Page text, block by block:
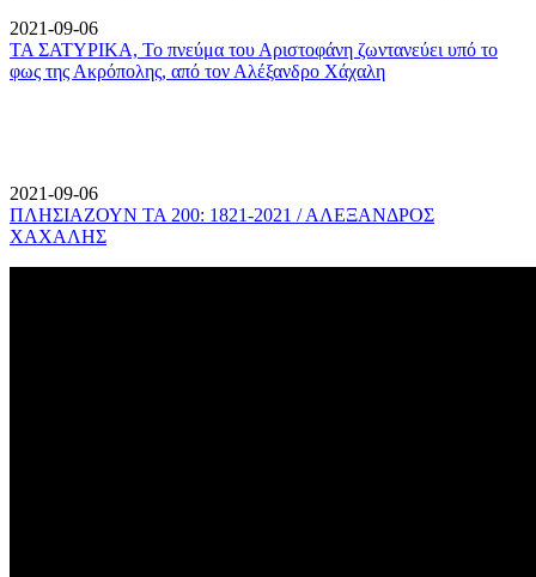
2021-09-06
ΤΑ ΣΑΤΥΡΙΚΑ, Το πνεύμα του Αριστοφάνη ζωντανεύει υπό το
φως της Ακρόπολης, από τον Αλέξανδρο Χάχαλη
2021-09-06
ΠΛΗΣΙΑΖΟΥΝ ΤΑ 200: 1821-2021 / ΑΛΕΞΑΝΔΡΟΣ
ΧΑΧΑΛΗΣ